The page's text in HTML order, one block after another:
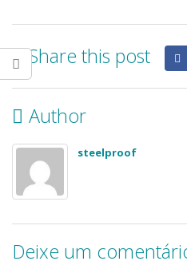
Share this post
Author
steelproof
Deixe um